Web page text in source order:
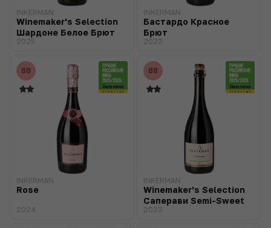
INKERMAN
Winemaker's Selection
Шардоне Белое Брют
2025
INKERMAN
Бастардо Красное
Брют
2023
88
INKERMAN
Rose
2024
88
INKERMAN
Winemaker's Selection
Саперави Semi-Sweet
2023